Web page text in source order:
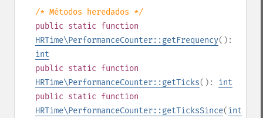
/* Métodos heredados */
public static function
HRTime\PerformanceCounter::getFrequency():
int
public static function
HRTime\PerformanceCounter::getTicks(): int
public static function
HRTime\PerformanceCounter::getTicksSince(int